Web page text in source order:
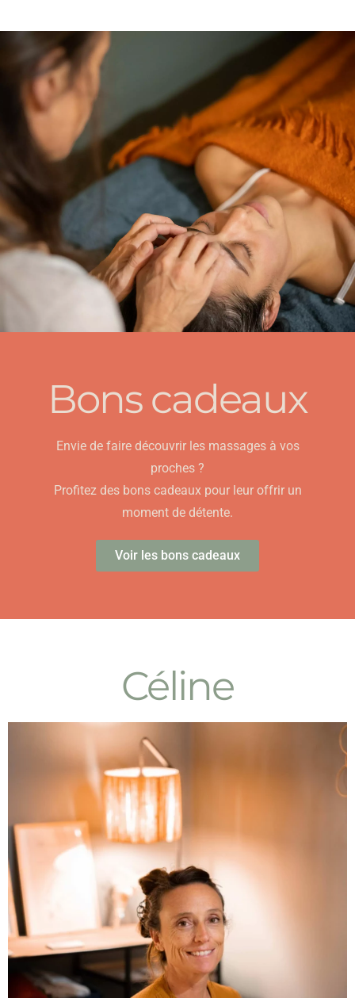
Bons cadeaux
Envie de faire découvrir les massages à vos
proches ?
Profitez des bons cadeaux pour leur offrir un
moment de détente.
Voir les bons cadeaux
Céline